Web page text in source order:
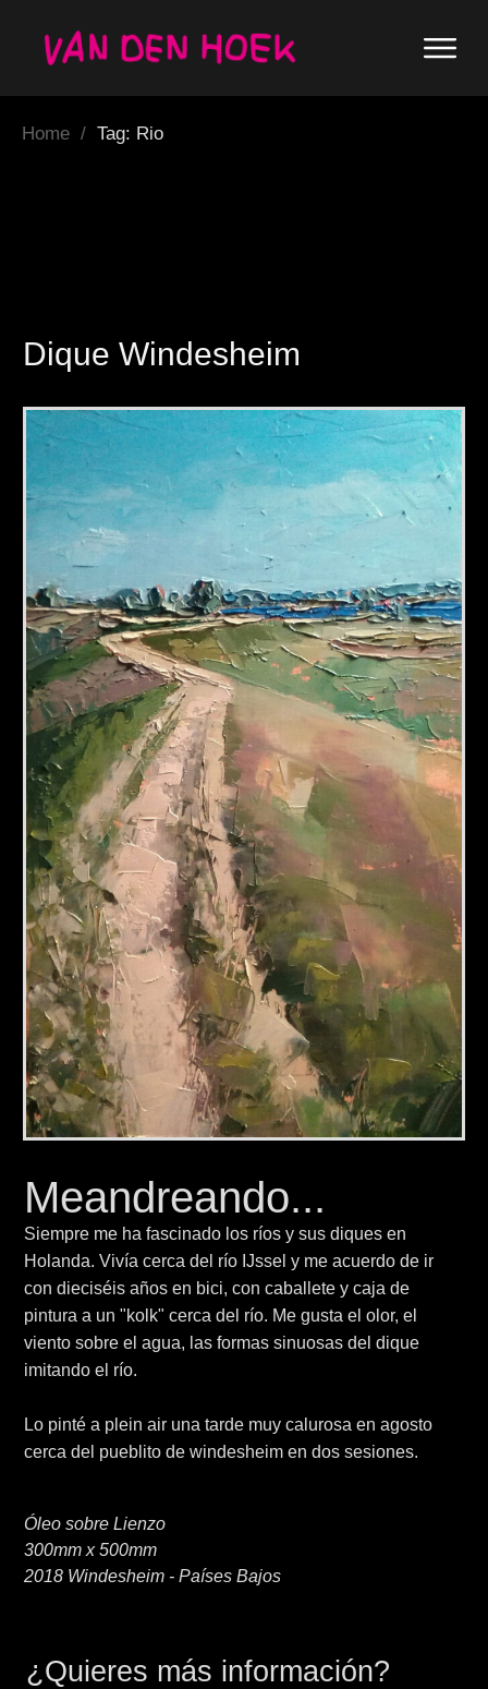
Home / Tag: Rio
Dique Windesheim
Meandreando...
Siempre me ha fascinado los ríos y sus diques en
Holanda. Vivía cerca del río IJssel y me acuerdo de ir
con dieciséis años en bici, con caballete y caja de
pintura a un "kolk" cerca del río. Me gusta el olor, el
viento sobre el agua, las formas sinuosas del dique
imitando el río.
Lo pinté a plein air una tarde muy calurosa en agosto
cerca del pueblito de windesheim en dos sesiones.
Óleo sobre Lienzo
300mm x 500mm
2018 Windesheim - Países Bajos
¿Quieres más información?